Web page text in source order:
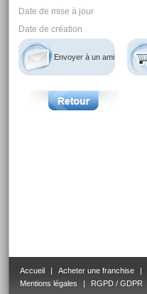
Date de mise à jour
Date de création
Envoyer à un ami
Accueil | Acheter une franchise |
Mentions légales
| RGPD / GDPR